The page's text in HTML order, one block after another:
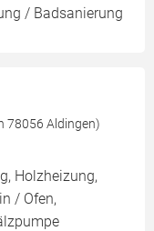
/ Badsanierung
78056 Aldingen)
Holzheizung,
/ Ofen,